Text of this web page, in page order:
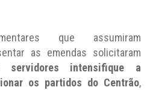
que assumiram
as emendas solicitaram
intensifique a
os partidos do Centrão,